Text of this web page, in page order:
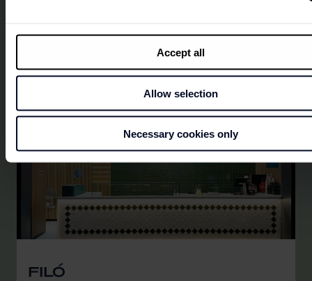
Accept all
Allow selection
Necessary cookies only
FILÓ